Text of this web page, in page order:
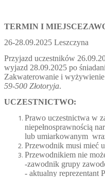
TERMIN I
26-28.09.2025 Leszczyna
Przyjazd uczestników
wyjazd 28.09.2025 po
Zakwaterowanie i
59-500 Złotoryja.
UCZESTNICTWO:
Prawo uczestnictwa w
niepełnosprawnością
lub umiarkowanym
Przewodnik musi mieć
Przewodnikiem nie
-zawodnik grupy
- aktualny reprezentant